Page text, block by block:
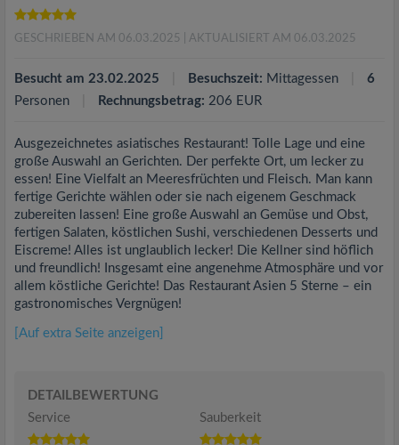
GESCHRIEBEN AM 06.03.2025 | AKTUALISIERT AM 06.03.2025
Besucht am 23.02.2025 Besuchszeit: Mittagessen
6
Personen
Rechnungsbetrag: 206 EUR
Ausgezeichnetes asiatisches Restaurant! Tolle Lage und eine
große Auswahl an Gerichten. Der perfekte Ort, um lecker zu
essen! Eine Vielfalt an Meeresfrüchten und Fleisch. Man kann
fertige Gerichte wählen oder sie nach eigenem Geschmack
zubereiten lassen! Eine große Auswahl an Gemüse und Obst,
fertigen Salaten, köstlichen Sushi, verschiedenen Desserts und
Eiscreme! Alles ist unglaublich lecker! Die Kellner sind höflich
und freundlich! Insgesamt eine angenehme Atmosphäre und vor
allem köstliche Gerichte! Das Restaurant Asien 5 Sterne – ein
gastronomisches Vergnügen!
[Auf extra Seite anzeigen]
DETAILBEWERTUNG
Service
Sauberkeit